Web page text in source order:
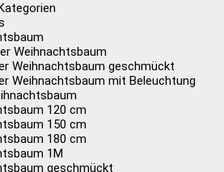
Weihnachtsbaum
Weihnachtsbaum geschmückt
Weihnachtsbaum mit Beleuchtung
120 cm
150 cm
180 cm
1M
geschmückt